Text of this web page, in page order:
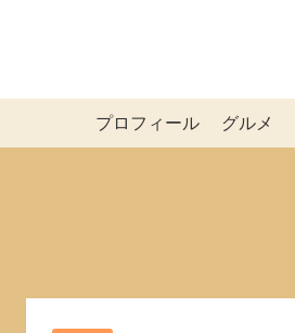
プロフィール グルメ